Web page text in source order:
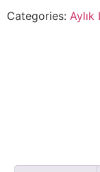
Categories: Aylık